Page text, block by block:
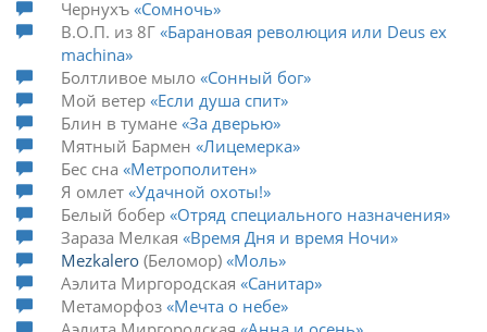
Чернухъ Сомночь
В.О.П. из 8Г Барановая революция или Deus ex
machina
Болтливое мыло
Сонный бог
Мой ветер Если душа спит
Блин в тумане За дверью
Мятный Бармен Лицемерка
Бес сна
Метрополитен
Я омлет Удачной охоты!
Белый бобер Отряд специального назначения
Зараза Мелкая
Время Дня и время Ночи
Mezkalero Беломор
Моль
Аэлита Миргородская
Санитар
Метаморфоз Мечта о небе